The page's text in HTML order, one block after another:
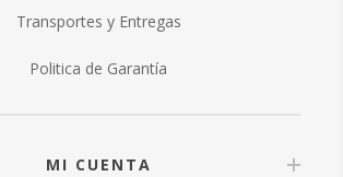
Transportes y Entregas
Politica de Garantía
MI CUENTA